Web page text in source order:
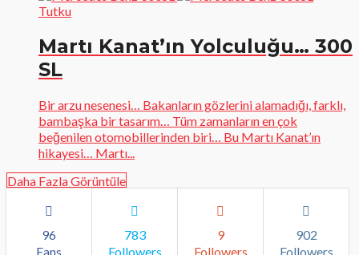
Tutku
Martı Kanat’ın Yolculuğu… 300
SL
Bir arzu nesenesi… Bakanların gözlerini alamadığı, farklı,
bambaşka bir tasarım… Tüm zamanların en çok
beğenilen otomobillerinden biri… Bu Martı Kanat’ın
hikayesi… Martı...
Daha Fazla Görüntüle
96
Fans
783
Followers
9
Followers
902
Followers